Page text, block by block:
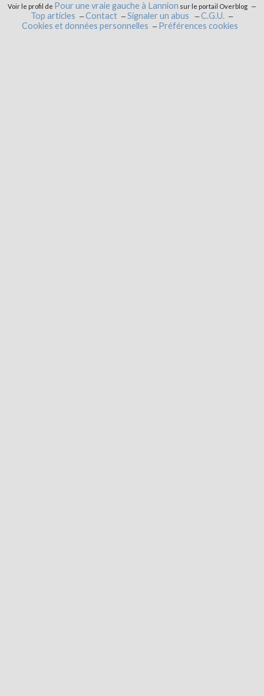
Voir le profil de Pour une vraie gauche à Lannion sur le portail Overblog
Top articles Contact Signaler un abus
C.G.U.
Cookies et données personnelles
Préférences cookies